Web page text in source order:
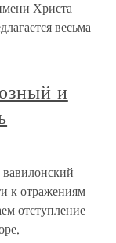
Христа
весьма
и
к отражениям
отступление